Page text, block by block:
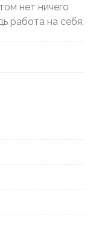
нет ничего
работа на себя,